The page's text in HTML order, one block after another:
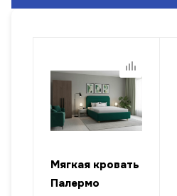
Мягкая кровать
Палермо